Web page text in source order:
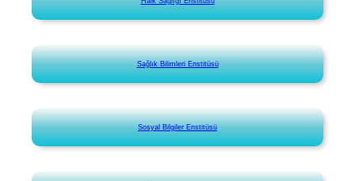
Sağlık Bilimleri Enstitüsü
Sosyal Bilgiler Enstitüsü